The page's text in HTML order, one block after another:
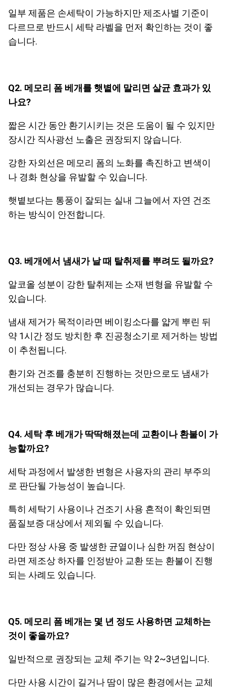
일부 제품은 손세탁이 가능하지만 제조사별 기준이
다르므로 반드시 세탁 라벨을 먼저 확인하는 것이 좋
습니다.
Q2. 메모리 폼 베개를 햇볕에 말리면 살균 효과가 있
나요?
짧은 시간 동안 환기시키는 것은 도움이 될 수 있지만
장시간 직사광선 노출은 권장되지 않습니다.
강한 자외선은 메모리 폼의 노화를 촉진하고 변색이
나 경화 현상을 유발할 수 있습니다.
햇볕보다는 통풍이 잘되는 실내 그늘에서 자연 건조
하는 방식이 안전합니다.
Q3. 베개에서 냄새가 날 때 탈취제를 뿌려도 될까요?
알코올 성분이 강한 탈취제는 소재 변형을 유발할 수
있습니다.
냄새 제거가 목적이라면 베이킹소다를 얇게 뿌린 뒤
약 1시간 정도 방치한 후 진공청소기로 제거하는 방법
이 추천됩니다.
환기와 건조를 충분히 진행하는 것만으로도 냄새가
개선되는 경우가 많습니다.
Q4. 세탁 후 베개가 딱딱해졌는데 교환이나 환불이 가
능할까요?
세탁 과정에서 발생한 변형은 사용자의 관리 부주의
로 판단될 가능성이 높습니다.
특히 세탁기 사용이나 건조기 사용 흔적이 확인되면
품질보증 대상에서 제외될 수 있습니다.
다만 정상 사용 중 발생한 균열이나 심한 꺼짐 현상이
라면 제조상 하자를 인정받아 교환 또는 환불이 진행
되는 사례도 있습니다.
Q5. 메모리 폼 베개는 몇 년 정도 사용하면 교체하는
것이 좋을까요?
일반적으로 권장되는 교체 주기는 약 2~3년입니다.
다만 사용 시간이 길거나 땀이 많은 환경에서는 교체